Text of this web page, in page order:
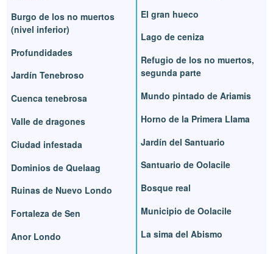
Burgo de los no muertos
(nivel inferior)
Profundidades
Jardín Tenebroso
Cuenca tenebrosa
Valle de dragones
Ciudad infestada
Dominios de Quelaag
Ruinas de Nuevo Londo
Fortaleza de Sen
Anor Londo
El gran hueco
Lago de ceniza
Refugio de los no muertos,
segunda parte
Mundo pintado de Ariamis
Horno de la Primera Llama
Jardín del Santuario
Santuario de Oolacile
Bosque real
Municipio de Oolacile
La sima del Abismo